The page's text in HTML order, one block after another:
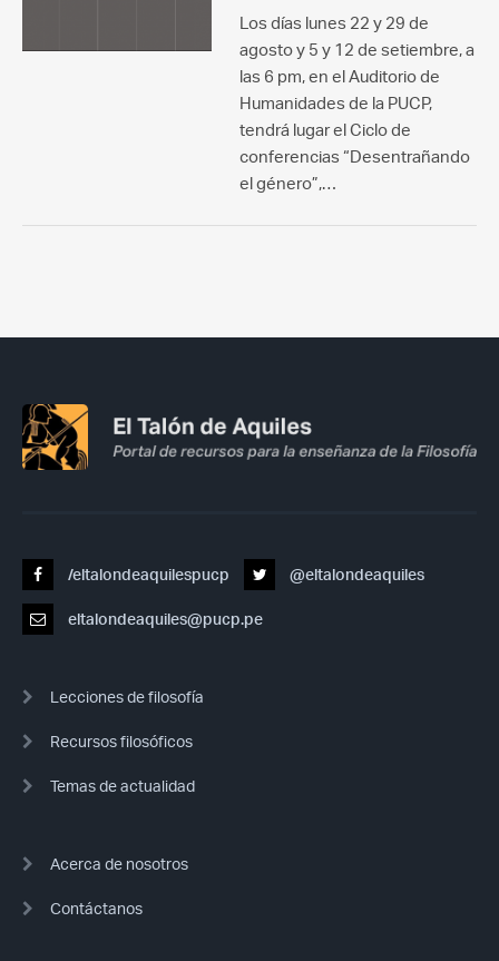
Los días lunes 22 y 29 de
agosto y 5 y 12 de setiembre, a
las 6 pm, en el Auditorio de
Humanidades de la PUCP,
tendrá lugar el Ciclo de
conferencias “Desentrañando
el género”,…
/eltalondeaquilespucp @eltalondeaquiles
eltalondeaquiles@pucp.pe
Lecciones de filosofía
Recursos filosóficos
Temas de actualidad
Acerca de nosotros
Contáctanos